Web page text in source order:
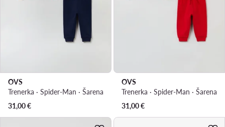
OVS
Trenerka · Spider-Man · Šarena
31,00€
OVS
Trenerka · Spider-Man · Šarena
31,00€